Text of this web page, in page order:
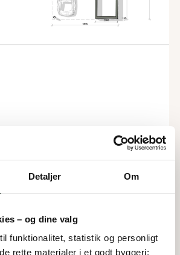
Detaljer Om
– og dine valg
funktionalitet, statistik og personligt
rette materialer i et godt byggeri: